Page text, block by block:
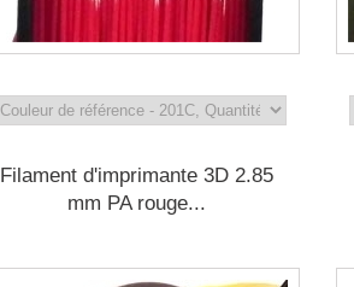
Filament d'imprimante 3D 2.85
mm PA rouge...